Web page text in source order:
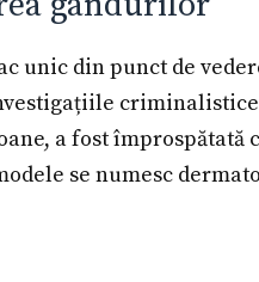
unic din punct de
a fost
se numesc